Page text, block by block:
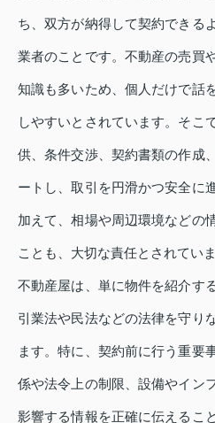
ち、双方が納得して契約できる
業者のことです。不動産の売買
知識も多いため、個人だけで話
しやすいとされています。そこ
供、条件交渉、契約書類の作成
ートし、取引を円滑かつ安全に
加えて、相場や周辺環境などの
ことも、大切な責任とされていま
不動産屋は、単に物件を紹介す
引業法や民法などの法律を守り
ます。特に、契約前に行う重要
係や法令上の制限、設備やイン
影響する情報を正確に伝えるこ